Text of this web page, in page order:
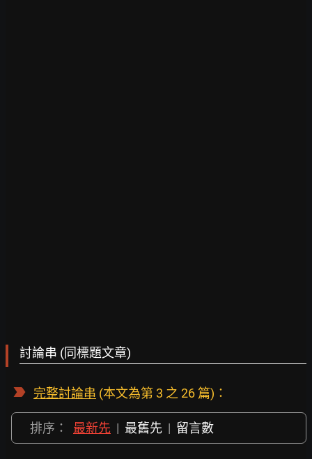
討論串 (同標題文章)
完整討論串 (本文為第 3 之 26 篇)：
排序： 最新先 | 最舊先 | 留言數